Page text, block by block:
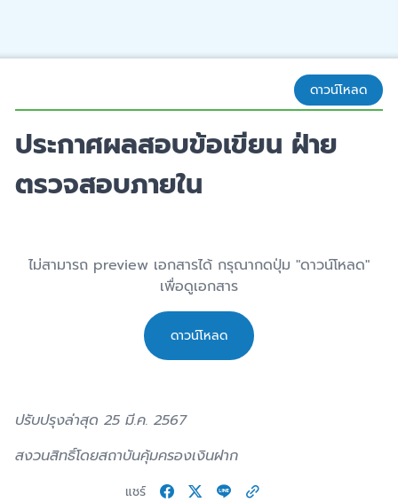
ดาวน์โหลด
ประกาศผลสอบข้อเขียน ฝ่าย
ตรวจสอบภายใน
ไม่สามารถ preview เอกสารได้ กรุณากดปุ่ม "ดาวน์โหลด"
เพื่อดูเอกสาร
ดาวน์โหลด
ปรับปรุงล่าสุด 25 มี.ค. 2567
สงวนสิทธิ์โดยสถาบันคุ้มครองเงินฝาก
แชร์